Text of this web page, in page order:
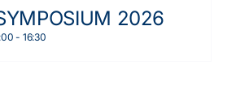
2026
- 16:30